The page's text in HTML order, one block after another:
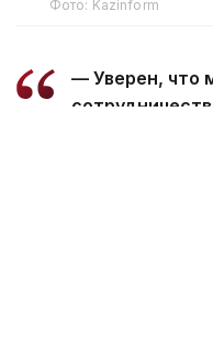
Фото: Kazinform
— Уверен, что